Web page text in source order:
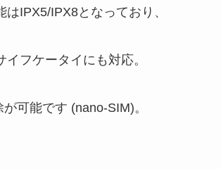
はIPX5/IPX8となっており、
イフケータイにも対応。
可能です (nano-SIM)。